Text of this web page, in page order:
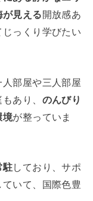
見える開放感あ
っくり学びたい
部屋や三人部屋
あり、 のんびり
境が整っていま
駐しており、サポ
いて、国際色豊